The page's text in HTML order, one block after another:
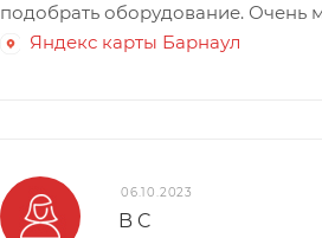
подобрать оборудование. Очень
Яндекс карты Барнаул
06.10.2023
​B C